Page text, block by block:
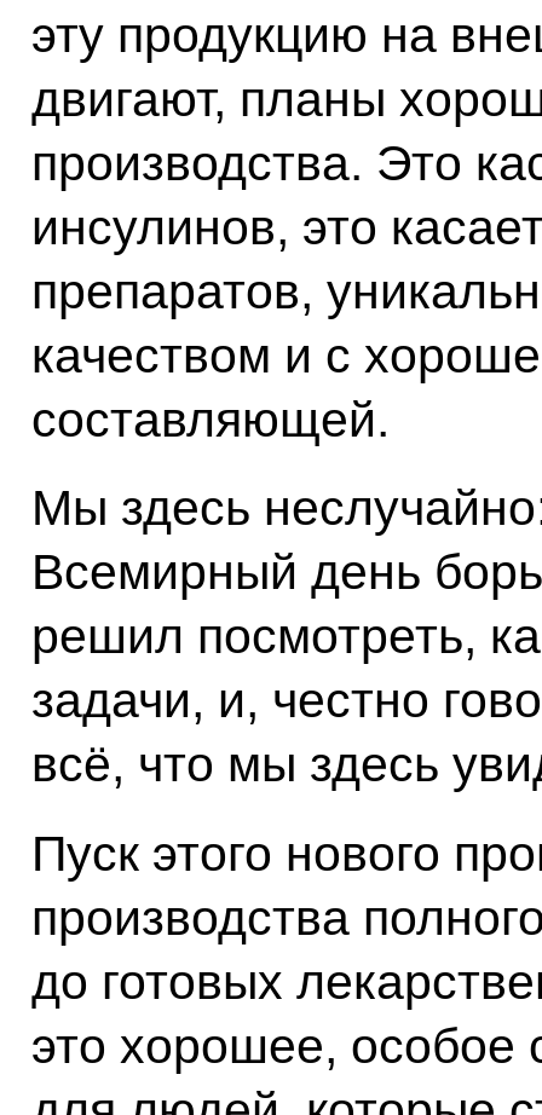
эту продукцию на
двигают, планы
производства. Это
инсулинов, это
препаратов,
качеством и с
составляющей.
Мы здесь
Всемирный день
решил посмотреть,
задачи, и, честно
всё, что мы здесь
Пуск этого нового
производства
до готовых
это хорошее, особое